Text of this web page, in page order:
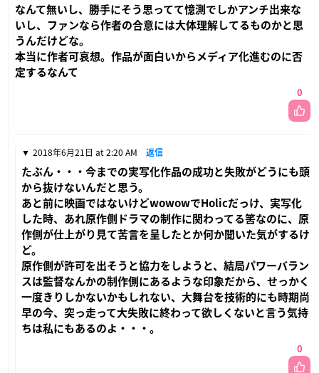
なんて無いし、勝手にそう思ってて憶測でしかアンチ出来な
いし、ファンなら作者の合意には大体理解してるものかと思
うんだけどな。
本当に作者可哀想。作品が面白いからメディア化進むのに否
定するなんて
0
2018年6月21日 at 2:20 AM 返信
たぶん・・・今までの実写化作品の成功と失敗がどうにも頭
から抜けないんだと思う。
あと前に映画ではないけどwowowでHolicだっけ、実写化
した時、あれ原作側ドラマの制作に関わってる筈なのに、原
作側が仕上がり見て苦言を呈したとか何か聞いた気がするけ
ど。
原作側が許可を出そうと協力をしようと、結局パワーバラン
スは監督なんかの制作側にあるような印象だから、せっかく
一度きりしかないかもしれない、大舞台を技術的にも時期尚
早の今、突っ走って大失敗に終わって欲しくないと言う気持
ちは私にもあるのよ・・・。
0